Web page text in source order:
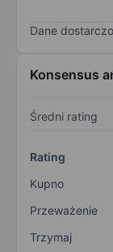
Dane
Konsensus
Średni rating
Rating
Kupno
Przeważenie
Trzymaj